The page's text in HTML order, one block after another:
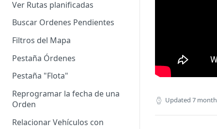
Añadir con el archivo standard
Añadir con Plantilla propia
Añadir con la plantilla
Añadir desde Tiendas e-
optimizada?
Variables para optimizar las
Rutas
Definir la Ventana Horaria de
Definir el tiempo de Servicio al
Ver Rutas planificadas
Buscar Ordenes Pendientes
Filtros del Mapa
Pestaña Órdenes
Pestaña "Flota"
Reprogramar la fecha de una
Orden
Relacionar Vehículos con
Updated 7